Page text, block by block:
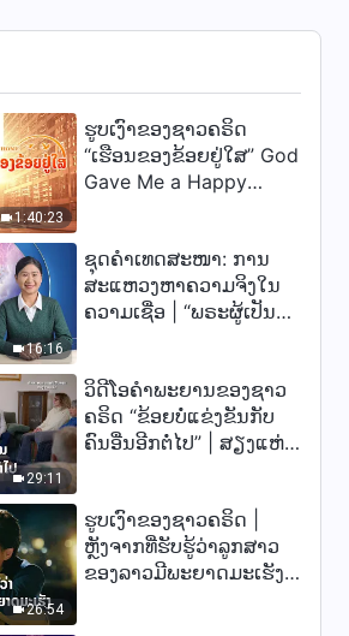
254
ພຣະທຳປະຈຳວັນຂອງພຣະເຈົ້າ:
ອຸປະນິໄສຂອງພຣະເຈົ້າ ແລະ ສິ່ງທີ່
ພຣະອົງມີ ແລະ ເປັນ | ຄັດຕອນ
255
ພຣະທຳປະຈຳວັນຂອງພຣະເຈົ້າ:
ອຸປະນິໄສຂອງພຣະເຈົ້າ ແລະ ສິ່ງທີ່
ພຣະອົງມີ ແລະ ເປັນ | ຄັດຕອນ
258
ພຣະທຳປະຈຳວັນຂອງພຣະເຈົ້າ:
ອຸປະນິໄສຂອງພຣະເຈົ້າ ແລະ ສິ່ງທີ່
ພຣະອົງມີ ແລະ ເປັນ | ຄັດຕອນ
259
ພຣະທຳປະຈຳວັນຂອງພຣະເຈົ້າ:
ອຸປະນິໄສຂອງພຣະເຈົ້າ ແລະ ສິ່ງທີ່
ພຣະອົງມີ ແລະ ເປັນ | ຄັດຕອນ
260
1:40:23
ຮູບເງົາຂອງຊາວຄຣິດ
“ເຮືອນຂອງຂ້ອຍຢູ່ໃສ” God
Gave Me a Happy
16:16
ຊຸດຄຳເທດສະໜາ: ການ
ສະແຫວງຫາຄວາມຈິງໃນ
ຄວາມເຊື່ອ | “ພຣະຜູ້ເປັນ
29:11
ວິດີໂອຄຳພະຍານຂອງຊາວ
ຄຣິດ “ຂ້ອຍບໍ່ແຂ່ງຂັນກັບ
ຄົນອື່ນອີກຕໍ່ໄປ” | ສຽງແຫ່ງ
26:54
ຮູບເງົາຂອງຊາວຄຣິດ |
ຫຼັງຈາກທີ່ຮັບຮູ້ວ່າລູກສາວ
ຂອງລາວມີພະຍາດມະເຮັງ